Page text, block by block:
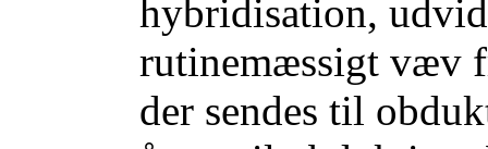
hybridisation,
rutinemæssigt væv
der sendes til